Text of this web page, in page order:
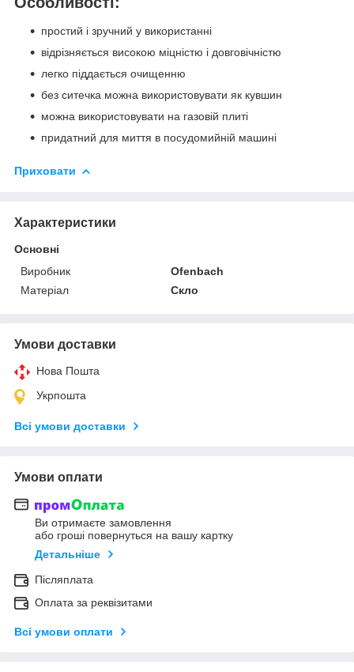
простий і зручний у використанні
відрізняється високою міцністю і довговічністю
легко піддається очищенню
без ситечка можна використовувати як кувшин
можна використовувати на газовій плиті
придатний для миття в посудомийній машині
Приховати
Характеристики
Основні
Виробник
Ofenbach
Матеріал
Скло
Умови доставки
Нова Пошта
Укрпошта
Всі умови доставки
Умови оплати
Ви отримаєте замовлення
або гроші повернуться на вашу картку
Детальніше
Післяплата
Оплата за реквізитами
Всі умови оплати